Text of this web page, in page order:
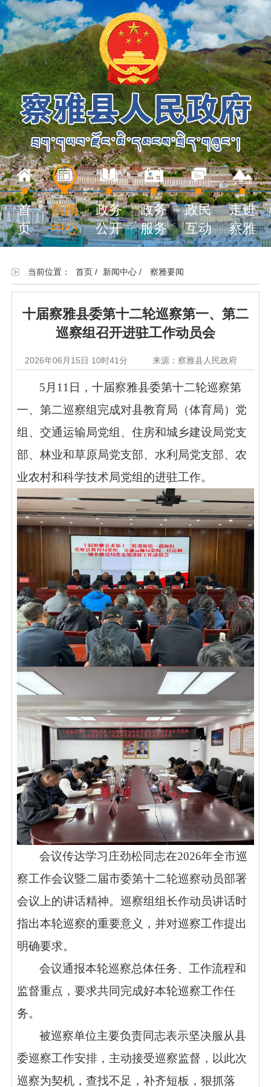
首
页
新闻
中心
政务
公开
政务
服务
政民
互动
走进
察雅
当前位置： 首页/ 新闻中心/ 察雅要闻
十届察雅县委第十二轮巡察第一、第二
巡察组召开进驻工作动员会
2026年06月15日 10时41分 来源：察雅县人民政府
5月11日，十届察雅县委第十二轮巡察第
一、第二巡察组完成对县教育局（体育局）党
组、交通运输局党组、住房和城乡建设局党支
部、林业和草原局党支部、水利局党支部、农
业农村和科学技术局党组的进驻工作。
会议传达学习庄劲松同志在2026年全市巡
察工作会议暨二届市委第十二轮巡察动员部署
会议上的讲话精神。巡察组组长作动员讲话时
指出本轮巡察的重要意义，并对巡察工作提出
明确要求。
会议通报本轮巡察总体任务、工作流程和
监督重点，要求共同完成好本轮巡察工作任
务。
被巡察单位主要负责同志表示坚决服从县
委巡察工作安排，主动接受巡察监督，以此次
巡察为契机，查找不足，补齐短板，狠抓落